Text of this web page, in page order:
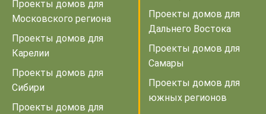
Проекты домов для
Московского региона
Проекты домов для
Карелии
Проекты домов для
Сибири
Проекты домов для
Проекты домов для
Дальнего Востока
Проекты домов для
Самары
Проекты домов для
южных регионов